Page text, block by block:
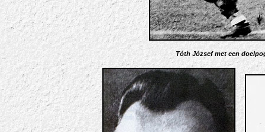
Tóth József met een